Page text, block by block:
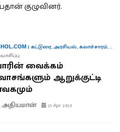
குழுவினர்.
| கட்டுரை,அரசியல், கலாச்சாரம்,
வைக்கம்
ஆறுக்குட்டி
21 Apr 2023